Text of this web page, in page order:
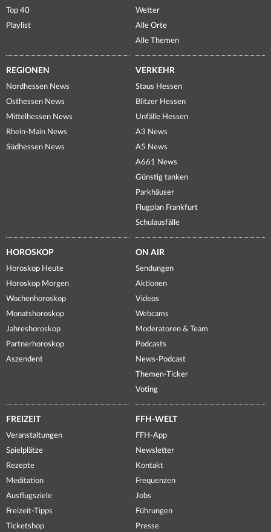
Top 40
Playlist
Wetter
Alle Orte
Alle Themen
REGIONEN
Nordhessen News
Osthessen News
Mittelhessen News
Rhein-Main News
Südhessen News
VERKEHR
Staus Hessen
Blitzer Hessen
Unfälle Hessen
A3 News
A5 News
A661 News
Günstig tanken
Parkhäuser
Flugplan Frankfurt
Schulausfälle
HOROSKOP
Horoskop Heute
Horoskop Morgen
Wochenhoroskop
Monatshoroskop
Jahreshoroskop
Partnerhoroskop
Aszendent
ON AIR
Sendungen
Aktionen
Videos
Webcams
Moderatoren & Team
Podcasts
News-Podcast
Themen-Ticker
Voting
FREIZEIT
Veranstaltungen
Spielplätze
Rezepte
Meditation
Ausflugsziele
Freizeit-Tipps
Ticketshop
FFH-WELT
FFH-App
Newsletter
Kontakt
Frequenzen
Jobs
Führungen
Presse